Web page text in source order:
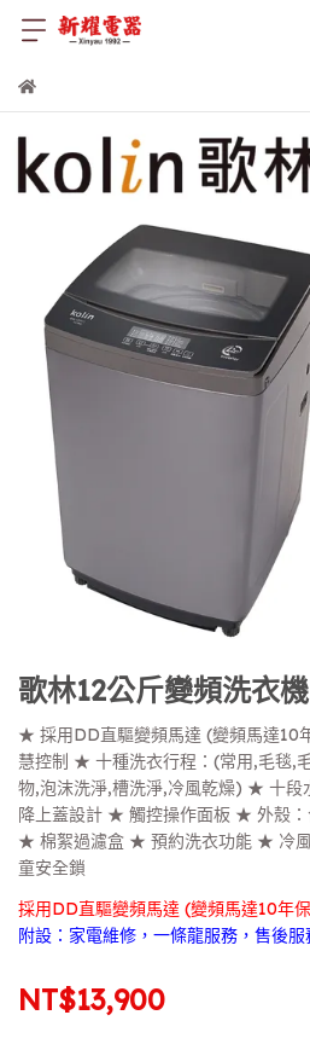
歌林12公斤變頻洗衣
★ 採用DD直驅變頻馬達 (變頻馬達10
慧控制 ★ 十種洗衣行程：(常用,毛毯,
物,泡沫洗淨,槽洗淨,冷風乾燥) ★ 十
降上蓋設計 ★ 觸控操作面板 ★ 外殼
★ 棉絮過濾盒 ★ 預約洗衣功能 ★ 冷
童安全鎖
採用DD直驅變頻馬達 (變頻馬達10年
附設：家電維修，一條龍服務，售後
NT$13,900